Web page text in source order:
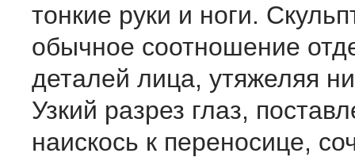
тонкие руки и ноги.
обычное соотношение
деталей ли­ца, утяжеляя
Узкий разрез глаз,
наискось к переносице,